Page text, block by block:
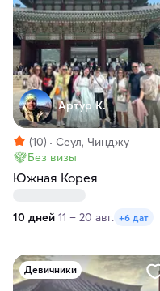
Артур К.
(10)
Сеул, Чинджу
Без визы
Южная Корея
10 дней 11 – 20 авг. +6 дат
Девичники